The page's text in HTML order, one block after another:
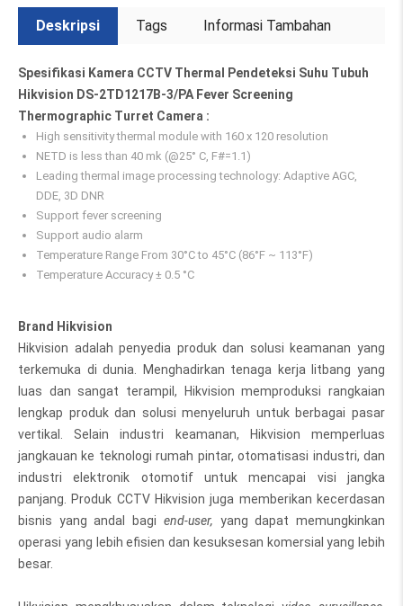
Deskripsi Tags Informasi Tambahan
Spesifikasi Kamera CCTV Thermal Pendeteksi Suhu Tubuh
Hikvision DS-2TD1217B-3/PA Fever Screening
Thermographic Turret Camera :
High sensitivity thermal module with 160 x 120 resolution
NETD is less than 40 mk (@25° C, F#=1.1)
Leading thermal image processing technology: Adaptive AGC,
DDE, 3D DNR
Support fever screening
Support audio alarm
Temperature Range From 30°C to 45°C (86°F ~ 113°F)
Temperature Accuracy± 0.5 °C
Brand Hikvision
Hikvision adalah penyedia produk dan solusi keamanan yang
terkemuka di dunia. Menghadirkan tenaga kerja litbang yang
luas dan sangat terampil, Hikvision memproduksi rangkaian
lengkap produk dan solusi menyeluruh untuk berbagai pasar
vertikal. Selain industri keamanan, Hikvision memperluas
jangkauan ke teknologi rumah pintar, otomatisasi industri, dan
industri elektronik otomotif untuk mencapai visi jangka
panjang. Produk CCTV Hikvision juga memberikan kecerdasan
bisnis yang andal bagi end-user, yang dapat memungkinkan
operasi yang lebih efisien dan kesuksesan komersial yang lebih
besar.